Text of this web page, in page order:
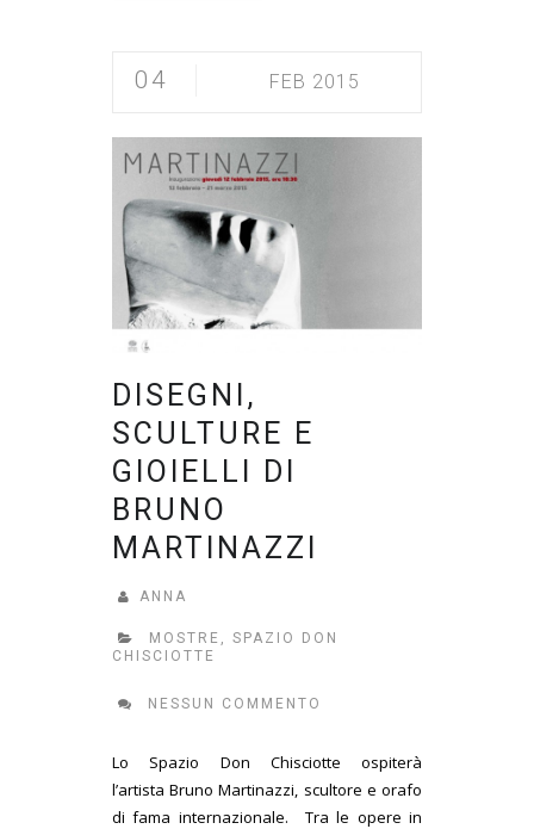
04 FEB 2015
DISEGNI,
SCULTURE E
GIOIELLI DI
BRUNO
MARTINAZZI
ANNA
MOSTRE
SPAZIO DON
CHISCIOTTE
NESSUN COMMENTO
Lo Spazio Don Chisciotte ospiterà
l’artista Bruno Martinazzi, scultore e orafo
di fama internazionale. Tra le opere in